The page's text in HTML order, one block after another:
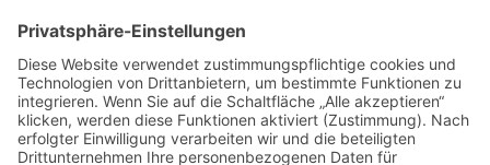
Einbettung in Ihre Smart Home Steuerung (z. B.
Apple HomeKit) ermöglichen.